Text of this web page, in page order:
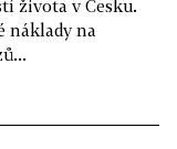
života v Česku.
náklady na